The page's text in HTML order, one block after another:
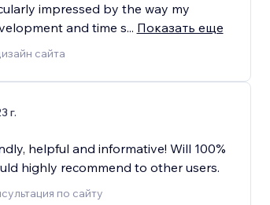
impressed by the way my
and time s... Показать еще
сайта
г.
helpful and informative! Will 100%
highly recommend to other users.
по сайту